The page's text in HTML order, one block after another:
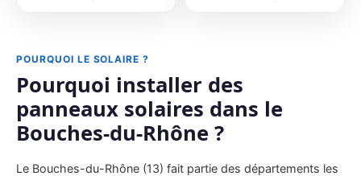
POURQUOI LE SOLAIRE ?
Pourquoi installer des
panneaux solaires dans le
Bouches-du-Rhône ?
Le Bouches-du-Rhône (13) fait partie des départements les